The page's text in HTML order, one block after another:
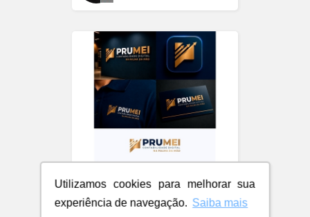
Utilizamos cookies para melhorar sua
experiência de navegação. Saiba mais
PRUMEI - Contabilidade Digital